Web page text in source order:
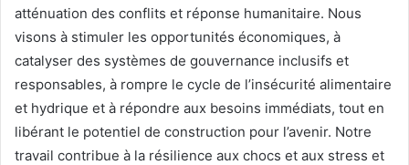
atténuation des conflits et réponse humanitaire. Nous
visons à stimuler les opportunités économiques, à
catalyser des systèmes de gouvernance inclusifs et
responsables, à rompre le cycle de l’insécurité alimentaire
et hydrique et à répondre aux besoins immédiats, tout en
libérant le potentiel de construction pour l’avenir. Notre
travail contribue à la résilience aux chocs et aux stress et